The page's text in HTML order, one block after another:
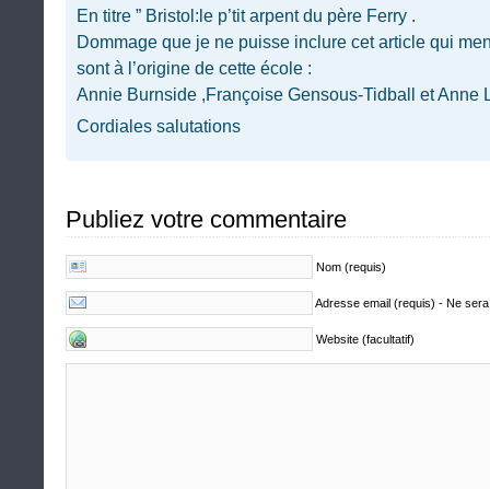
En titre ” Bristol:le p’tit arpent du père Ferry .
Dommage que je ne puisse inclure cet article qui
sont à l’origine de cette école :
Annie Burnside ,Françoise Gensous-Tidball et Anne
Cordiales salutations
Publiez votre commentaire
Nom (requis)
Adresse email (requis) - Ne
Website (facultatif)